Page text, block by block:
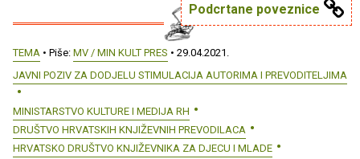
Podcrtane poveznice
TEMA • Piše: MV / MIN KULT PRES • 29.04.2021.
JAVNI POZIV ZA DODJELU STIMULACIJA AUTORIMA I PREVODITELJIMA
MINISTARSTVO KULTURE I MEDIJA RH
DRUŠTVO HRVATSKIH KNJIŽEVNIH PREVODILACA
HRVATSKO DRUŠTVO KNJIŽEVNIKA ZA DJECU I MLADE